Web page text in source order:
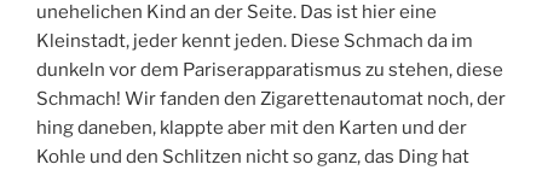
unehelichen Kind an der Seite. Das ist hier eine
Kleinstadt, jeder kennt jeden. Diese Schmach da im
dunkeln vor dem Pariserapparatismus zu stehen, diese
Schmach! Wir fanden den Zigarettenautomat noch, der
hing daneben, klappte aber mit den Karten und der
Kohle und den Schlitzen nicht so ganz, das Ding hat